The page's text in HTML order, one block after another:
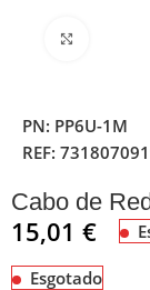
PN: PP6U-1M
REF:
Cabo de
15,01€
Esgotado